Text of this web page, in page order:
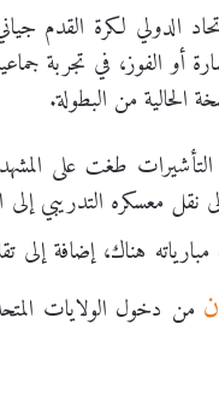
الدولي لكرة القدم
أو الفوز، في تجربة
الحالية من البطولة.
طغت على
معسكره التدريبي إلى
هناك، إضافة
من دخول الولايات